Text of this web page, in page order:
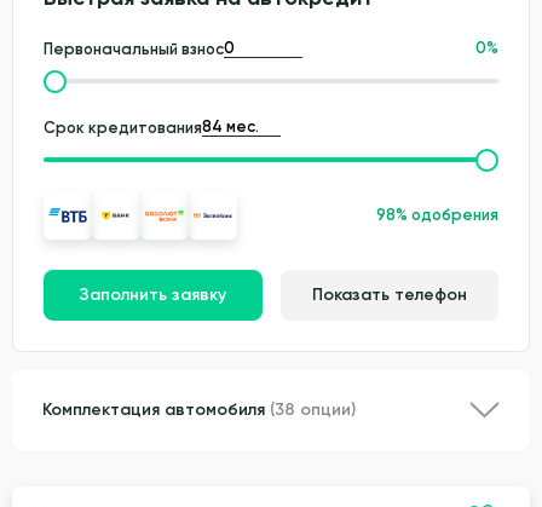
Первоначальный взнос 0%
Срок кредитования
98% одобрения
Заполнить заявку Показать телефон
Комплектация автомобиля (38 опции)